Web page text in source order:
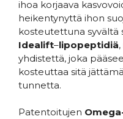
ihoa korjaava
heikentynyttä ihon
kosteutettuna syvältä
Idealift–lipopeptidiä
yhdistettä, joka
kosteuttaa sitä
tunnetta.
Patentoitujen